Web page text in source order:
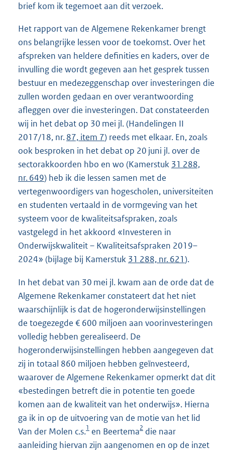
brief kom ik tegemoet aan dit verzoek.
Het rapport van de Algemene Rekenkamer brengt
ons belangrijke lessen voor de toekomst. Over het
afspreken van heldere definities en kaders, over de
invulling die wordt gegeven aan het gesprek tussen
bestuur en medezeggenschap over investeringen die
zullen worden gedaan en over verantwoording
afleggen over die investeringen. Dat constateerden
wij in het debat op 30 mei jl. (Handelingen II
2017/18, nr.87, item 7) reeds met elkaar. En, zoals
ook besproken in het debat op 20 juni jl. over de
sectorakkoorden hbo en wo (Kamerstuk 31 288,
nr. 649) heb ik die lessen samen met de
vertegenwoordigers van hogescholen, universiteiten
en studenten vertaald in de vormgeving van het
systeem voor de kwaliteitsafspraken, zoals
vastgelegd in het akkoord «Investeren in
Onderwijskwaliteit – Kwaliteitsafspraken 2019–
2024» (bijlage bij Kamerstuk 31 288, nr. 621).
In het debat van 30 mei jl. kwam aan de orde dat de
Algemene Rekenkamer constateert dat het niet
waarschijnlijk is dat de hogeronderwijsinstellingen
de toegezegde € 600 miljoen aan voorinvesteringen
volledig hebben gerealiseerd. De
hogeronderwijsinstellingen hebben aangegeven dat
zij in totaal 860 miljoen hebben geïnvesteerd,
waarover de Algemene Rekenkamer opmerkt dat dit
«bestedingen betreft die in potentie ten goede
komen aan de kwaliteit van het onderwijs». Hierna
ga ik in op de uitvoering van de motie van het lid
Van der Molen c.s.1 en Beertema2 die naar
aanleiding hiervan zijn aangenomen en op de inzet